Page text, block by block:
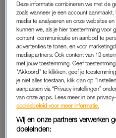
SLA DE ZONNEBRAND
OP VIERDE
HITTEPLAN
Deze vakantiebestemmingen
krijgen dit weekend met
extreme hitte of stevig
onweer te maken
HITTEPLAN
Wijnboer Ilja Gort deelt dé
wijntip voor warme dagen:
Deze informatie combineren we met de
zoals wanneer je een account
media te analyseren en onze websites
kunnen we, als je hier toestemming voor
content, communicatie en aanbod te
advertenties te tonen, en voor
mediapartners. Ook content van 13
met jouw toestemming. Geef
"Akkoord" te klikken, geef je
je niet alles toestaan, klik dan op
aanpassen via “Privacy-instellingen”
van onze apps. Lees meer in ons
cookiebeleid voor meer informatie.
Wij en onze partners verwerken
doeleinden: